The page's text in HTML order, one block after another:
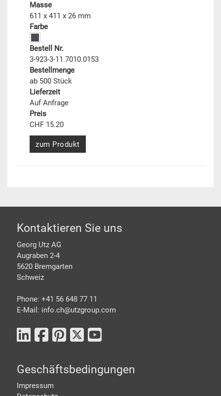
Masse
611 x 411 x 26 mm
Farbe
Bestell Nr.
3-923-3-11.7010.0153
Bestellmenge
ab 500 Stück
Lieferzeit
Auf Anfrage
Preis
CHF 15.20
zum Produkt
Footer
Kontaktieren Sie uns
Georg Utz AG
Augraben 2-4
5620 Bremgarten
Schweiz
Phone: +41 56 648 77 11
E-Mail: info.ch@utzgroup.com
Geschäftsbedingungen
Impressum